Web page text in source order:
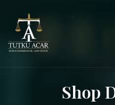
Shop